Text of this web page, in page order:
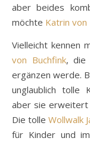
aber beides
möchte Katrin von
Vielleicht kennen
von Buchfink, die
ergänzen werde.
unglaublich tolle
aber sie erweitert
Die tolle Wollwalk
für Kinder und